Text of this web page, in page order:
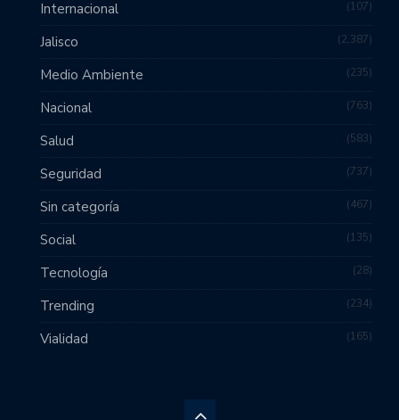
Internacional 107
Jalisco 2,387
Medio Ambiente 235
Nacional 763
Salud 583
Seguridad 737
Sin categoría 467
Social 135
Tecnología 28
Trending 234
Vialidad 165